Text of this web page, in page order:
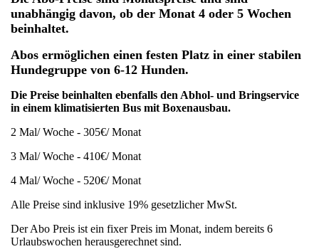
unabhängig davon, ob der Monat 4 oder 5 Wochen
beinhaltet.
Abos ermöglichen einen festen Platz in einer stabilen
Hundegruppe von 6-12 Hunden.
Die Preise beinhalten ebenfalls den Abhol- und Bringservice
in einem klimatisierten Bus mit Boxenausbau.
2 Mal/ Woche - 305€/ Monat
3 Mal/ Woche - 410€/ Monat
4 Mal/ Woche - 520€/ Monat
Alle Preise sind inklusive 19% gesetzlicher MwSt.
Der Abo Preis ist ein fixer Preis im Monat, indem bereits 6
Urlaubswochen herausgerechnet sind.